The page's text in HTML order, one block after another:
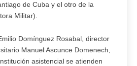
de Cuba y el otro de la
Militar).
Domínguez Rosabal, director
Manuel Ascunce Domenech,
asistencial se atienden